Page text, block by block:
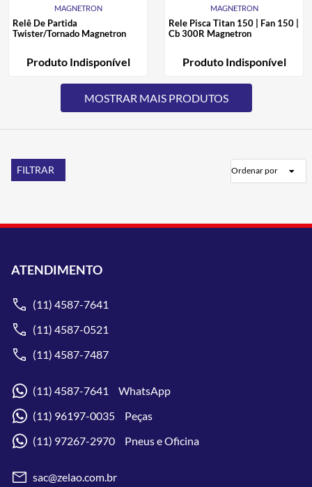
MAGNETRON
Relê De Partida
Twister/Tornado Magnetron
Produto Indisponível
MAGNETRON
Rele Pisca Titan 150 | Fan 150 |
Cb 300R Magnetron
Produto Indisponível
FILTRAR Ordenar por
ATENDIMENTO
(11) 4587-7641
(11) 4587-0521
(11) 4587-7487
(11) 4587-7641 WhatsApp
(11) 96197-0035 Peças
(11) 97267-2970 Pneus e Oficina
sac@zelao.com.br